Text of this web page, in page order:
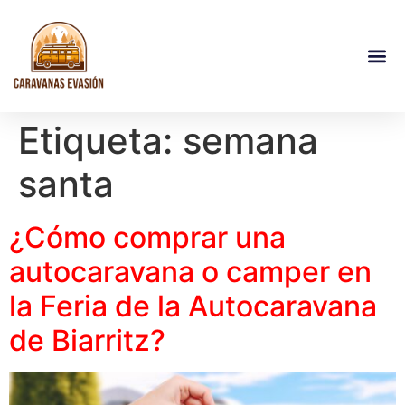
Etiqueta: semana
santa
¿Cómo comprar una
autocaravana o camper en
la Feria de la Autocaravana
de Biarritz?